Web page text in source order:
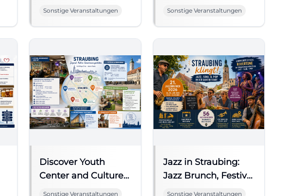
for the Weekend
Sonstige Veranstaltungen
Festivals in
Sonstige Veranstaltungen
Discover Youth
Center and Culture
in Straubing
Sonstige Veranstaltungen
Jazz in Straubing:
Jazz Brunch, Festival
& More
Sonstige Veranstaltungen